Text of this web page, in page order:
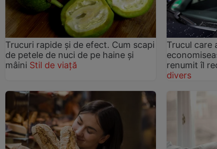
Trucuri rapide și de efect. Cum scapi
de petele de nuci de pe haine și
mâini Stil de viață
Trucul care
renumit îl
divers